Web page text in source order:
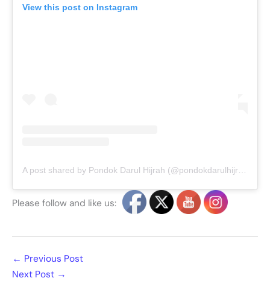
View this post on Instagram
A post shared by Pondok Darul Hijrah (@pondokdarulhijrah)
Please follow and like us:
← Previous Post
Next Post →